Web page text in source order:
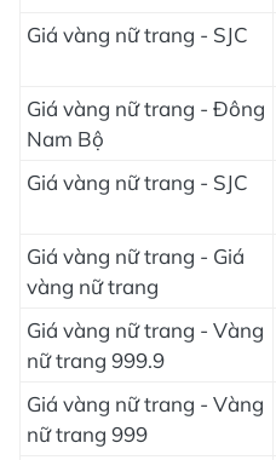
Giá vàng nữ trang - SJC
Giá vàng nữ trang - Đông
Nam Bộ
Giá vàng nữ trang - SJC
Giá vàng nữ trang - Giá
vàng nữ trang
Giá vàng nữ trang - Vàng
nữ trang 999.9
Giá vàng nữ trang - Vàng
nữ trang 999